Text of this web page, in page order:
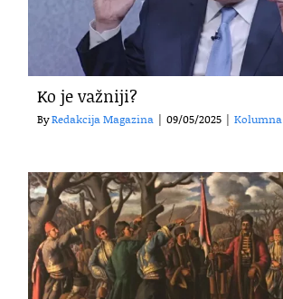
Ko je važniji?
ByRedakcija Magazina 09/05/2025 Kolumna